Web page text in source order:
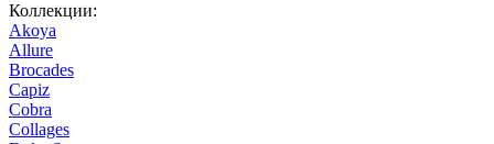
Коллекции:
Akoya
Allure
Brocades
Capiz
Cobra
Collages